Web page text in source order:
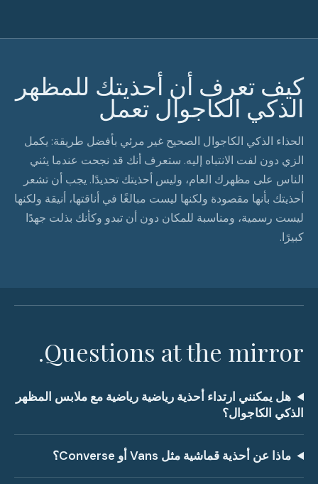
كيف تعرف أن أحذيتك للمظهر
الذكي الكاجوال تعمل
الحذاء الذكي الكاجوال الصحيح غير مرئي بأفضل طريقة: يكمل
الزي دون لفت الانتباه إليه. ستعرف أنك قد نجحت عندما يثني
الناس على مظهرك العام، وليس أحذيتك تحديدًا. يجب أن تشعر
أحذيتك بأنها مقصودة ولكنها ليست مبالغًا في أناقتها، أنيقة ولكنها
ليست رسمية، ومناسبة للمكان دون أن تبدو وكأنك بذلت جهدًا
كبيرًا.
Questions at the mirror.
هل يمكنني ارتداء أحذية رياضية رياضية مع ملابس المظهر
الذكي الكاجوال؟
ماذا عن أحذية قماشية مثل Vans أو Converse؟